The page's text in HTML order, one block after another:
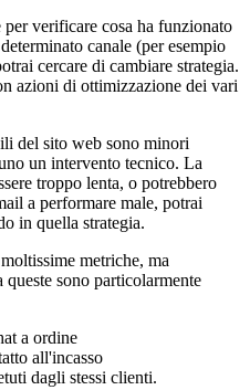
verificare cosa ha funzionato
canale (per esempio
cercare di cambiare strategia.
azioni di ottimizzazione dei vari
del sito web sono minori
un intervento tecnico. La
troppo lenta, o potrebbero
a performare male, potrai
in quella strategia.
metriche, ma
sono particolarmente
a ordine
all'incasso
dagli stessi clienti.